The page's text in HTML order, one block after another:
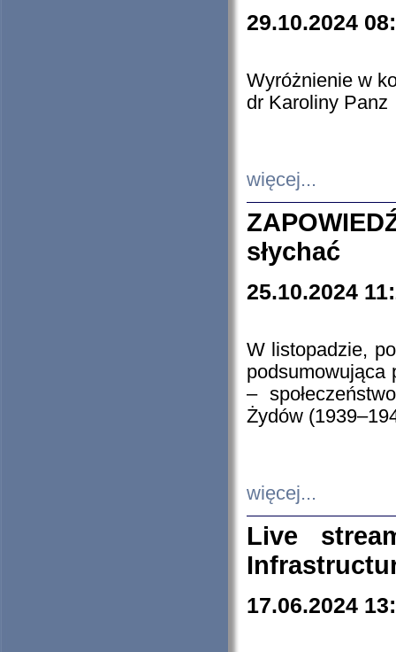
29.10.2024
Wyróżnienie w
dr Karoliny Panz
więcej...
słychać
25.10.2024
W listopadzie,
podsumowująca
–
Żydów
więcej...
Live
17.06.2024